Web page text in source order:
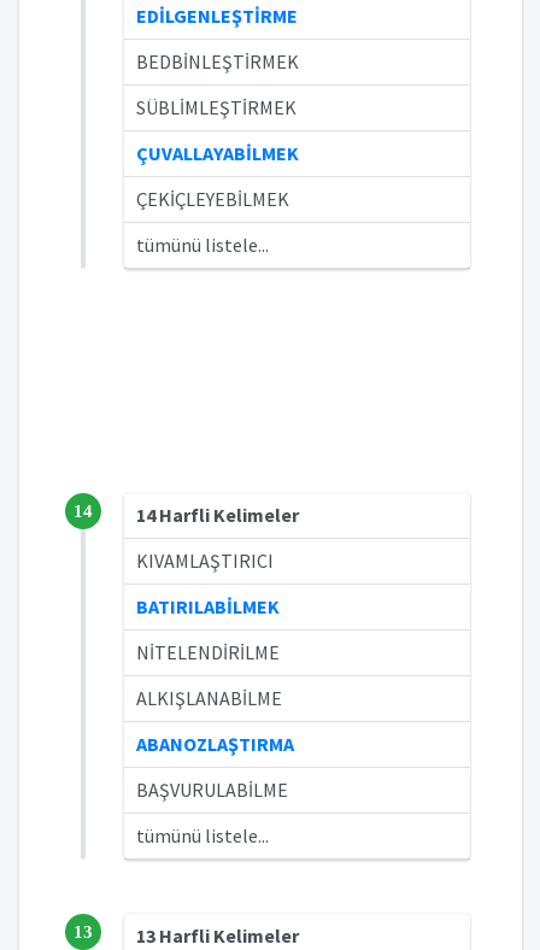
EDİLGENLEŞTİRME
BEDBİNLEŞTİRMEK
SÜBLİMLEŞTİRMEK
ÇUVALLAYABİLMEK
ÇEKİÇLEYEBİLMEK
tümünü listele...
14
14 Harfli Kelimeler
KIVAMLAŞTIRICI
BATIRILABİLMEK
NİTELENDİRİLME
ALKIŞLANABİLME
ABANOZLAŞTIRMA
BAŞVURULABİLME
tümünü listele...
13
13 Harfli Kelimeler